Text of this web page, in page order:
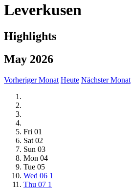
Leverkusen
Highlights
May 2026
Vorheriger Monat Heute Nächster Monat
Fri 01
Sat 02
Sun 03
Mon 04
Tue 05
Wed 06 1
Thu 07 1